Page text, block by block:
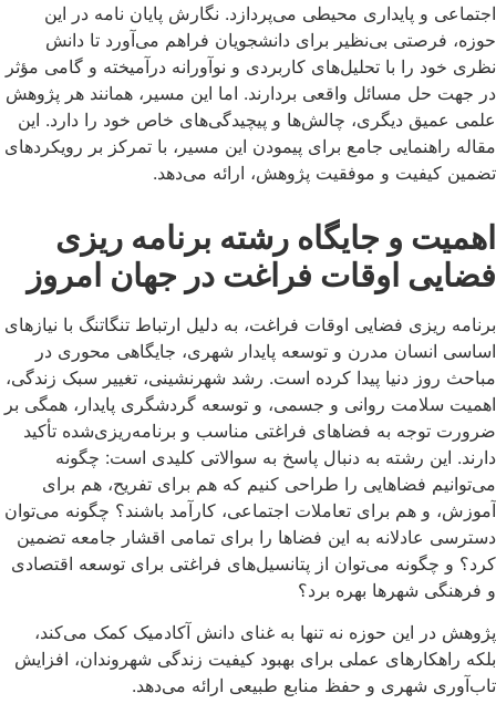
اجتماعی و پایداری محیطی می‌پردازد. نگارش پایان نامه در این
حوزه، فرصتی بی‌نظیر برای دانشجویان فراهم می‌آورد تا دانش
نظری خود را با تحلیل‌های کاربردی و نوآورانه درآمیخته و گامی مؤثر
در جهت حل مسائل واقعی بردارند. اما این مسیر، همانند هر پژوهش
علمی عمیق دیگری، چالش‌ها و پیچیدگی‌های خاص خود را دارد. این
مقاله راهنمایی جامع برای پیمودن این مسیر، با تمرکز بر رویکردهای
تضمین کیفیت و موفقیت پژوهش، ارائه می‌دهد.
اهمیت و جایگاه رشته برنامه ریزی
فضایی اوقات فراغت در جهان امروز
برنامه ریزی فضایی اوقات فراغت، به دلیل ارتباط تنگاتنگ با نیازهای
اساسی انسان مدرن و توسعه پایدار شهری، جایگاهی محوری در
مباحث روز دنیا پیدا کرده است. رشد شهرنشینی، تغییر سبک زندگی،
اهمیت سلامت روانی و جسمی، و توسعه گردشگری پایدار، همگی بر
ضرورت توجه به فضاهای فراغتی مناسب و برنامه‌ریزی‌شده تأکید
دارند. این رشته به دنبال پاسخ به سوالاتی کلیدی است: چگونه
می‌توانیم فضاهایی را طراحی کنیم که هم برای تفریح، هم برای
آموزش، و هم برای تعاملات اجتماعی، کارآمد باشند؟ چگونه می‌توان
دسترسی عادلانه به این فضاها را برای تمامی اقشار جامعه تضمین
کرد؟ و چگونه می‌توان از پتانسیل‌های فراغتی برای توسعه اقتصادی
و فرهنگی شهرها بهره برد؟
پژوهش در این حوزه نه تنها به غنای دانش آکادمیک کمک می‌کند،
بلکه راهکارهای عملی برای بهبود کیفیت زندگی شهروندان، افزایش
تاب‌آوری شهری و حفظ منابع طبیعی ارائه می‌دهد.